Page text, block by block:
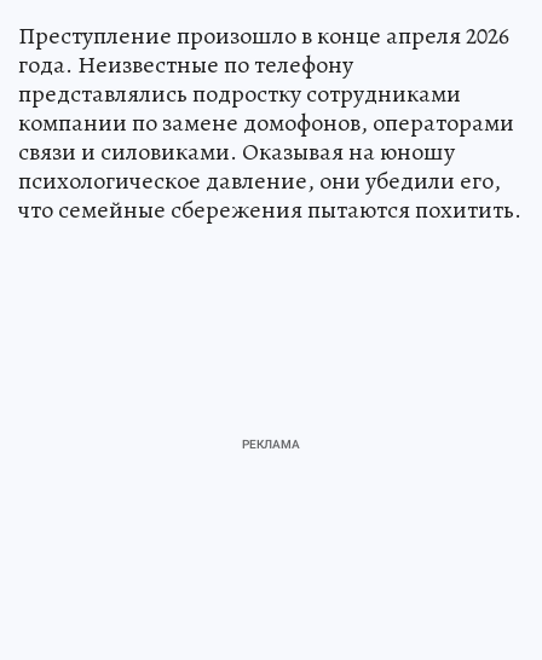
Преступление произошло в конце апреля 2026
года. Неизвестные по телефону
представлялись подростку сотрудниками
компании по замене домофонов, операторами
связи и силовиками. Оказывая на юношу
психологическое давление, они убедили его,
что семейные сбережения пытаются похитить.